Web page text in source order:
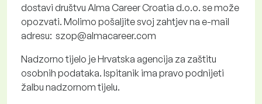
dostavi društvu Alma Career Croatia d.o.o. se može
opozvati. Molimo pošaljite svoj zahtjev na e-mail
adresu: szop@almacareer.com
Nadzorno tijelo je Hrvatska agencija za zaštitu
osobnih podataka. Ispitanik ima pravo podnijeti
žalbu nadzornom tijelu.